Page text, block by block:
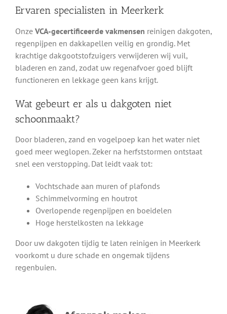
Ervaren specialisten in Meerkerk
Onze VCA-gecertificeerde vakmensen reinigen dakgoten,
regenpijpen en dakkapellen veilig en grondig. Met
krachtige dakgootstofzuigers verwijderen wij vuil,
bladeren en zand, zodat uw regenafvoer goed blijft
functioneren en lekkage geen kans krijgt.
Wat gebeurt er als u dakgoten niet
schoonmaakt?
Door bladeren, zand en vogelpoep kan het water niet
goed meer weglopen. Zeker na herfststormen ontstaat
snel een verstopping. Dat leidt vaak tot:
Vochtschade aan muren of plafonds
Schimmelvorming en houtrot
Overlopende regenpijpen en boeidelen
Hoge herstelkosten na lekkage
Door uw dakgoten tijdig te laten reinigen in Meerkerk
voorkomt u dure schade en ongemak tijdens
regenbuien.